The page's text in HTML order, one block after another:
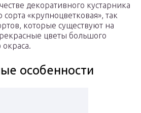
декоративного кустарника
«крупноцветковая», так
которые существуют на
цветы большого
особенности